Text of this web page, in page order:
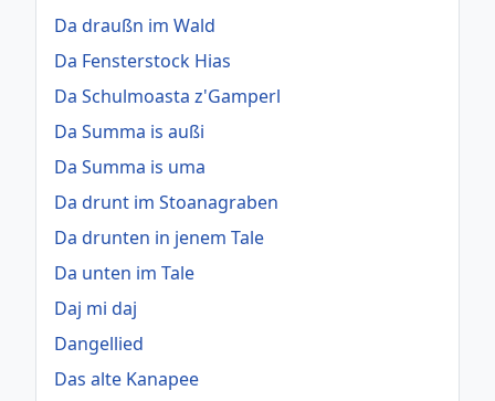
Da draußn im Wald
Da Fensterstock Hias
Da Schulmoasta z'Gamperl
Da Summa is außi
Da Summa is uma
Da drunt im Stoanagraben
Da drunten in jenem Tale
Da unten im Tale
Daj mi daj
Dangellied
Das alte Kanapee